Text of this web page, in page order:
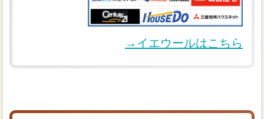
→イエウールはこちら